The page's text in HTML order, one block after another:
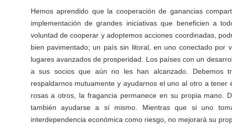
Hemos aprendido que la cooperación de ganancias
implementación de grandes iniciativas que beneficien a
voluntad de cooperar y adoptemos acciones coordinadas,
bien pavimentado; un país sin litoral, en uno conectado por
lugares avanzados de prosperidad. Los países con un
a sus socios que aún no les han alcanzado. Debemos
respaldarnos mutuamente y ayudarnos el uno al otro a
rosas a otros, la fragancia permanece en su propia mano.
también ayudarse a sí mismo. Mientras que si uno
interdependencia económica como riesgo, no mejorará su